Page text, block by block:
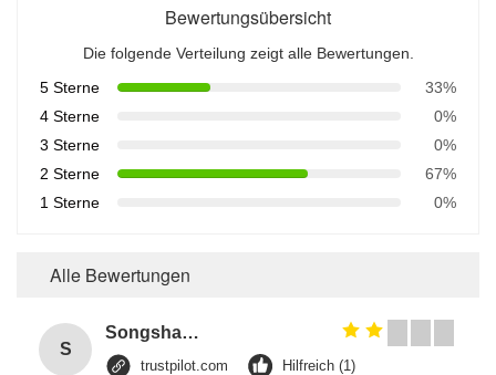
Bewertungsübersicht
Die folgende Verteilung zeigt alle Bewertungen.
5 Sterne
33%
4 Sterne
0%
3 Sterne
0%
2 Sterne
67%
1 Sterne
0%
Alle Bewertungen
S
Songshang
trustpilot.com Hilfreich (1)